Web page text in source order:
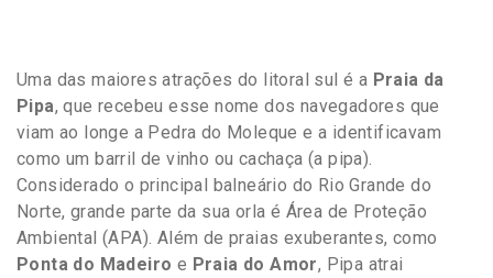
Uma das maiores atrações do litoral sul é a Praia da
Pipa, que recebeu esse nome dos navegadores que
viam ao longe a Pedra do Moleque e a identificavam
como um barril de vinho ou cachaça (a pipa).
Considerado o principal balneário do Rio Grande do
Norte, grande parte da sua orla é Área de Proteção
Ambiental (APA). Além de praias exuberantes, como
Ponta do Madeiro e Praia do Amor, Pipa atrai